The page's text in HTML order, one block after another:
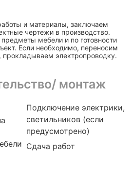
и материалы, заключаем
чертежи в производство.
мебели и по готовности
Если необходимо, переносим
прокладываем электропроводку.
монтаж
Подключение электрики,
светильников (если
предусмотрено)
Сдача работ